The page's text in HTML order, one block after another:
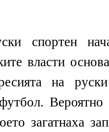
спортен
власти
на
загатнаха